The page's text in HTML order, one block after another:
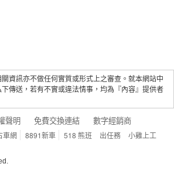
資訊亦不做任何實質或形式上之審查。就本網站中
傳送，若有不實或違法情事，均為『內容』提供者
聲明 免費交換連結 數字經銷商
車網 8891新車 518 熊班 出任務
小雞上工